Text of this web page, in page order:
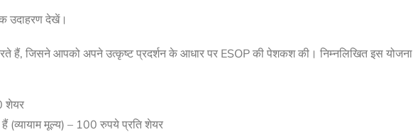
उदाहरण देखें।
हैं, जिसने आपको अपने उत्कृष्ट प्रदर्शन के आधार पर ESOP की पेशकश की। निम्नलिखित इस योजना
शेयर
मूल्य) – 100 रुपये प्रति शेयर